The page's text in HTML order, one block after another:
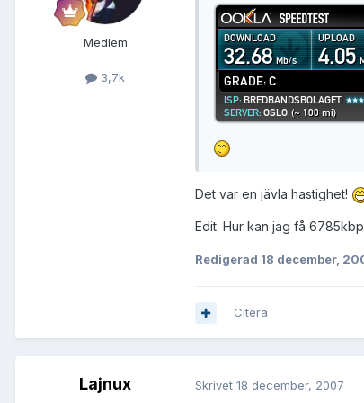
Medlem
3,7k
Det var en jävla hastighet!
Edit: Hur kan jag få
Redigerad 18 december,
Citera
Lajnux Skrivet 18 december, 2007